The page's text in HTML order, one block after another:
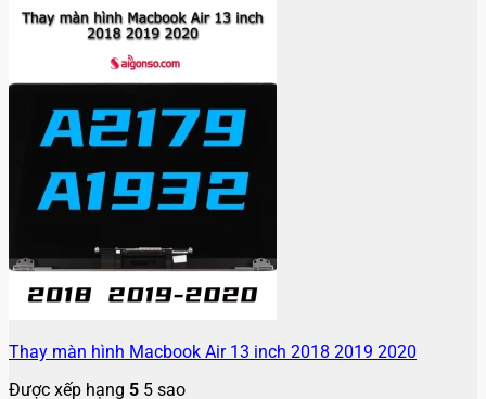
Thay màn hình Macbook Air 13 inch 2018 2019 2020
Được xếp hạng 5 5 sao